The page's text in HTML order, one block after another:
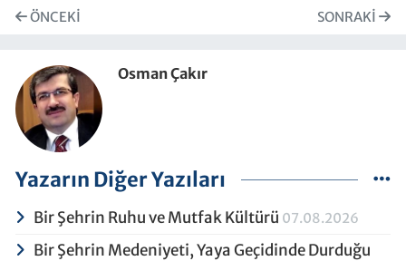
ÖNCEKI SONRAKI
Osman Çakır
Yazarın Diğer Yazıları
Bir Şehrin Ruhu ve Mutfak Kültürü 07.08.2026
Bir Şehrin Medeniyeti, Yaya Geçidinde Durduğu